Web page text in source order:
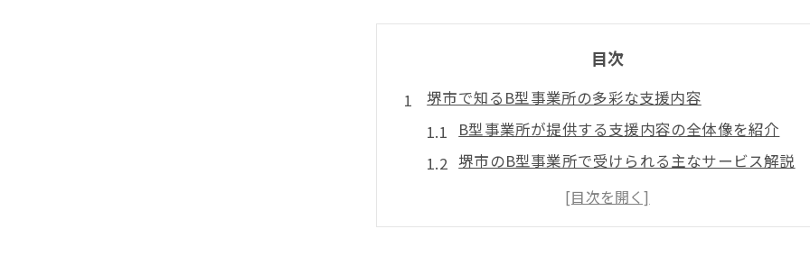
目次
堺市で知るB型事業所の多彩な支援内容
B型事業所が提供する支援内容の全体像を紹介
堺市のB型事業所で受けられる主なサービス解説
就労継続支援B型の特色と支援体制のポイント
働きやすさを重視したB型事業所の環境作り